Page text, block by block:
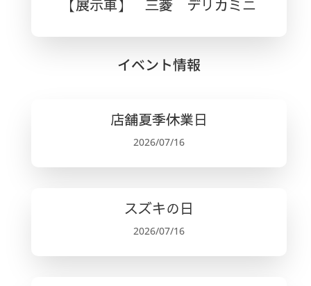
【展示車】 三菱 デリカミニ
イベント情報
店舗夏季休業日
2026/07/16
スズキの日
2026/07/16